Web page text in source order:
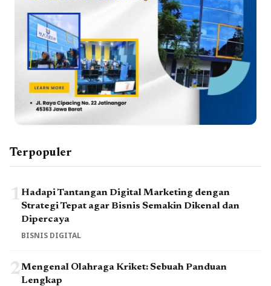
Terpopuler
1Hadapi Tantangan Digital Marketing dengan
Strategi Tepat agar Bisnis Semakin Dikenal dan
Dipercaya
BISNIS DIGITAL
2Mengenal Olahraga Kriket: Sebuah Panduan
Lengkap